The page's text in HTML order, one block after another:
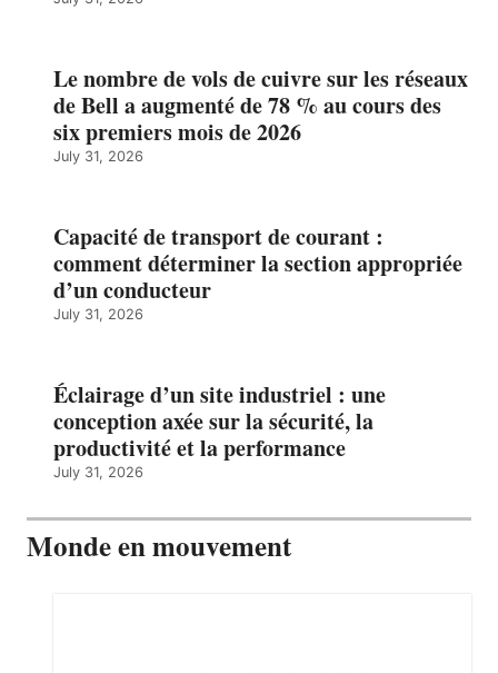
Le nombre de vols de cuivre sur les réseaux
de Bell a augmenté de 78 % au cours des
six premiers mois de 2026
July 31, 2026
Capacité de transport de courant :
comment déterminer la section appropriée
d’un conducteur
July 31, 2026
Éclairage d’un site industriel : une
conception axée sur la sécurité, la
productivité et la performance
July 31, 2026
Monde en mouvement